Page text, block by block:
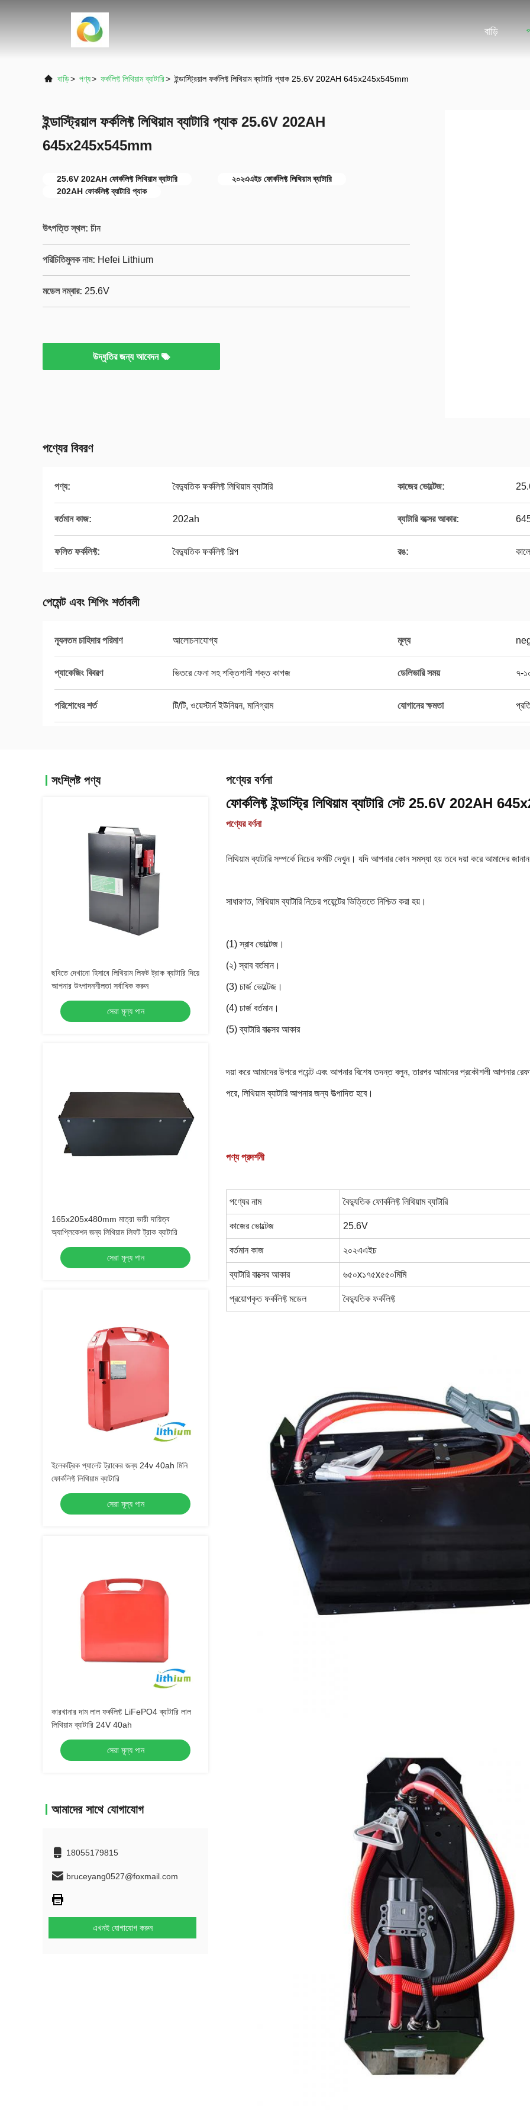
বাড়ি
বাড়ি> পণ্য> ফর্কলিফ্ট লিথিয়াম ব্যাটারি> ইন্ডাস্ট্রিয়াল ফর্কলিফ্ট লিথিয়াম ব্যাটারি প্যাক 25.6V 202AH 645x245x545mm
ইন্ডাস্ট্রিয়াল ফর্কলিফ্ট লিথিয়াম ব্যাটারি প্যাক 25.6V 202AH
645x245x545mm
25.6V 202AH ফোর্কলিফ্ট লিথিয়াম ব্যাটারি
২০২এএইচ ফোর্কলিফ্ট লিথিয়াম ব্যাটারি
202AH ফোর্কলিফ্ট ব্যাটারি প্যাক
উৎপত্তি স্থল: চীন
পরিচিতিমুলক নাম: Hefei Lithium
মডেল নম্বার: 25.6V
উদ্ধৃতির জন্য আবেদন
পণ্যের বিবরণ
পণ্য: বৈদ্যুতিক ফর্কলিফ্ট লিথিয়াম ব্যাটারি কাজের ভোল্টেজ:
বর্তমান কাজ: 202ah ব্যাটারি বক্সের আকার:
ফলিত ফর্কলিফ্ট: বৈদ্যুতিক ফর্কলিফ্ট শিল্প রঙ:
পেমেন্ট এবং শিপিং শর্তাবলী
ন্যূনতম চাহিদার পরিমাণ আলোচনাযোগ্য মূল্য
প্যাকেজিং বিবরণ ভিতরে ফেনা সহ শক্তিশালী শক্ত কাগজ ডেলিভারি সময় ৭-
পরিশোধের শর্ত টি/টি, ওয়েস্টার্ন ইউনিয়ন, মানিগ্রাম যোগানের ক্ষমতা
সংশ্লিষ্ট পণ্য
ছবিতে দেখানো হিসাবে লিথিয়াম লিফট ট্রাক ব্যাটারি দিয়ে
আপনার উৎপাদনশীলতা সর্বাধিক করুন
সেরা মূল্য পান
165x205x480mm মাত্রা ভারী দায়িত্ব
অ্যাপ্লিকেশন জন্য লিথিয়াম লিফট ট্রাক ব্যাটারি
সেরা মূল্য পান
ইলেকট্রিক প্যালেট ট্রাকের জন্য 24v 40ah মিনি
ফোর্কলিফ্ট লিথিয়াম ব্যাটারি
সেরা মূল্য পান
কারখানার দাম লাল ফর্কলিফ্ট LiFePO4 ব্যাটারি লাল
লিথিয়াম ব্যাটারি 24V 40ah
সেরা মূল্য পান
আমাদের সাথে যোগাযোগ
18055179815
bruceyang0527@foxmail.com
এখনই যোগাযোগ করুন
পণ্যের বর্ণনা
ফোর্কলিফ্ট ইন্ডাস্ট্রি লিথিয়াম ব্যাটারি সেট 25.6V 202AH
পণ্যের বর্ণনা
লিথিয়াম ব্যাটারি সম্পর্কে নিচের ফর্মটি দেখুন। যদি আপনার কোন সমস্যা হয় তবে দয়া করে আমাদের
সাধারণত, লিথিয়াম ব্যাটারি নিচের পয়েন্টের ভিত্তিতে নিশ্চিত করা হয়।
(1) স্রাব ভোল্টেজ।
(২) স্রাব বর্তমান।
(3) চার্জ ভোল্টেজ।
(4) চার্জ বর্তমান।
(5) ব্যাটারি বাক্সের আকার
দয়া করে আমাদের উপরে পয়েন্ট এবং আপনার বিশেষ তদন্ত বলুন, তারপর আমাদের প্রকৌশলী আপনার
পরে, লিথিয়াম ব্যাটারি আপনার জন্য উত্পাদিত হবে।
পণ্য প্রদর্শনী
পণ্যের নাম বৈদ্যুতিক ফোর্কলিফ্ট লিথিয়াম ব্যাটারি
কাজের ভোল্টেজ 25.6V
বর্তমান কাজ ২০২এএইচ
ব্যাটারি বাক্সের আকার ৬৫০x১৭৫x৫৫০মিমি
প্রয়োগকৃত ফর্কলিফ্ট মডেল বৈদ্যুতিক ফর্কলিফ্ট